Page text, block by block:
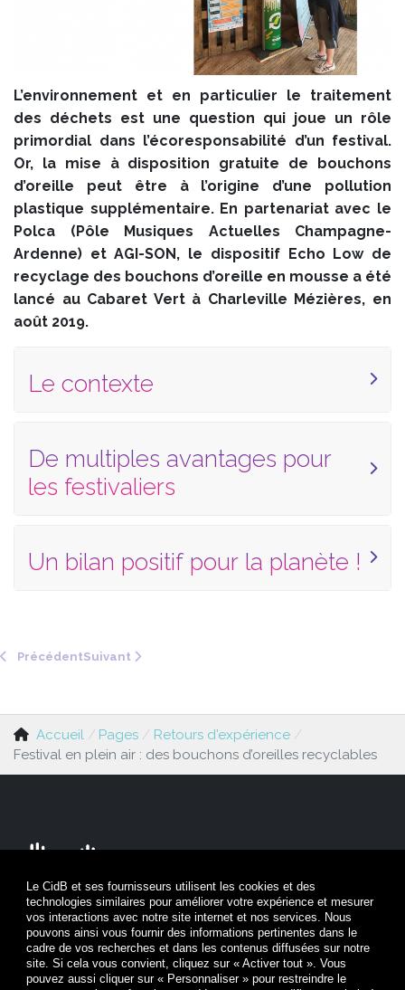
Le CidB et ses fournisseurs utilisent les cookies et des
technologies similaires pour améliorer votre expérience et mesurer
vos interactions avec notre site internet et nos services. Nous
pouvons ainsi vous fournir des informations pertinentes dans le
cadre de vos recherches et dans les contenus diffusées sur notre
site. Si cela vous convient, cliquez sur « Activer tout ». Vous
pouvez aussi cliquer sur « Personnaliser » pour restreindre le
L’environnement et en particulier le traitement
des déchets est une question qui joue un rôle
primordial dans l’écoresponsabilité d’un festival.
Or, la mise à disposition gratuite de bouchons
d’oreille peut être à l’origine d’une pollution
plastique supplémentaire. En partenariat avec le
Polca (Pôle Musiques Actuelles Champagne-
Ardenne) et AGI-SON, le dispositif Echo Low de
recyclage des bouchons d’oreille en mousse a été
lancé au Cabaret Vert à Charleville Mézières, en
août 2019.
Le contexte
De multiples avantages pour
les festivaliers
Un bilan positif pour la planète !
PrécédentSuivant
Accueil Pages
Retours d'expérience
Festival en plein air : des bouchons d’oreilles recyclables
Nous contacter
Mentions légales